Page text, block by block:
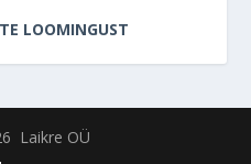
LOOMINGUST
Laikre OÜ